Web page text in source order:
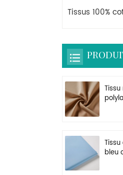
Tissus 100%
bleu